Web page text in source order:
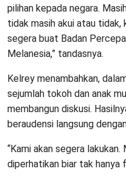
pilihan kepada negara.
tidak masih akui atau tidak,
segera buat Badan
Melanesia,” tandasnya.
Kelrey menambahkan,
sejumlah tokoh dan anak
membangun diskusi.
beraudensi langsung
“Kami akan segera
diperhatikan biar tak hanya